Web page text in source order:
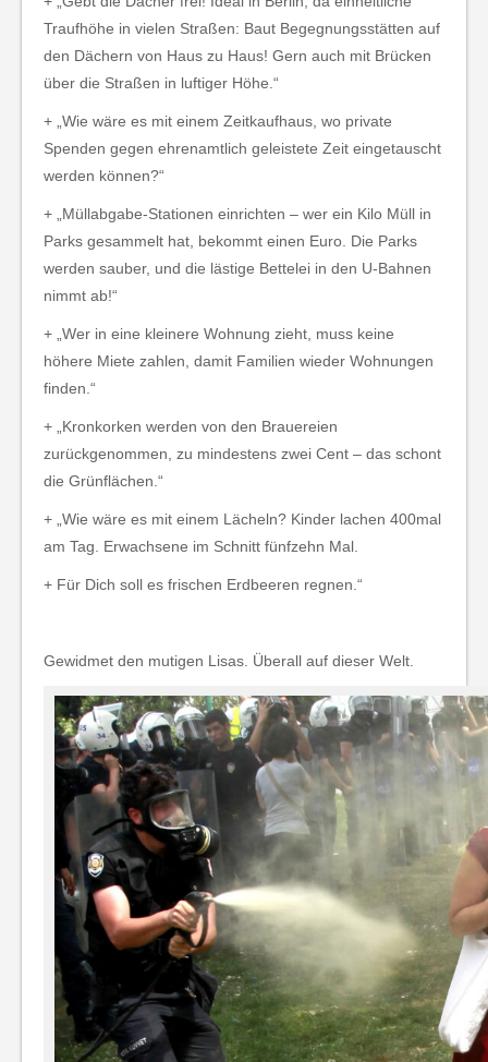
Traufhöhe in vielen Straßen: Baut Begegnungsstätten auf
den Dächern von Haus zu Haus! Gern auch mit Brücken
über die Straßen in luftiger Höhe.“
+ „Wie wäre es mit einem Zeitkaufhaus, wo private
Spenden gegen ehrenamtlich geleistete Zeit eingetauscht
werden können?“
+ „Müllabgabe-Stationen einrichten – wer ein Kilo Müll in
Parks gesammelt hat, bekommt einen Euro. Die Parks
werden sauber, und die lästige Bettelei in den U-Bahnen
nimmt ab!“
+ „Wer in eine kleinere Wohnung zieht, muss keine
höhere Miete zahlen, damit Familien wieder Wohnungen
finden.“
+ „Kronkorken werden von den Brauereien
zurückgenommen, zu mindestens zwei Cent – das schont
die Grünflächen.“
+ „Wie wäre es mit einem Lächeln? Kinder lachen 400mal
am Tag. Erwachsene im Schnitt fünfzehn Mal.
+ Für Dich soll es frischen Erdbeeren regnen.“
Gewidmet den mutigen Lisas. Überall auf dieser Welt.